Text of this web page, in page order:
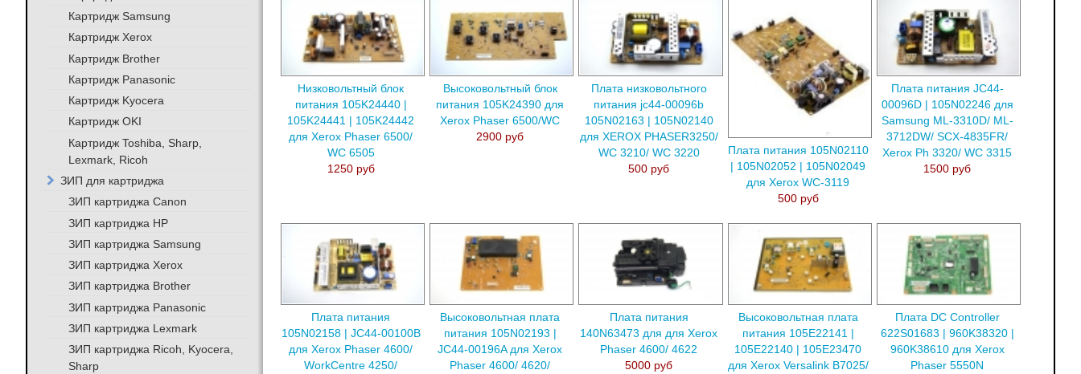
Низковольтный блок
питания 105K24440 |
105K24441 | 105K24442
для Xerox Phaser 6500/
WC 6505
1250 руб
Высоковольтный блок
питания 105K24390 для
Xerox Phaser 6500/WC
2900 руб
Плата низковольтного
питания jc44-00096b
105N02163 | 105N02140
для XEROX PHASER3250/
WC 3210/ WC 3220
500 руб
Плата питания 105N02110
| 105N02052 | 105N02049
для Xerox WC-3119
500 руб
Плата питания JC44-
00096D | 105N02246 для
Samsung ML-3310D/ ML-
3712DW/ SCX-4835FR/
Xerox Ph 3320/ WC 3315
1500 руб
Плата питания
105N02158 | JC44-00100B
для Xerox Phaser 4600/
WorkCentre 4250/
Высоковольтная плата
питания 105N02193 |
JC44-00196A для Xerox
Phaser 4600/ 4620/
Плата питания
140N63473 для для Xerox
Phaser 4600/ 4622
5000 руб
Высоковольтная плата
питания 105E22141 |
105E22140 | 105E23470
для Xerox Versalink B7025/
Плата DC Controller
622S01683 | 960K38320 |
960K38610 для Xerox
Phaser 5550N
Картридж Samsung
Картридж Xerox
Картридж Brother
Картридж Panasonic
Картридж Kyocera
Картридж OKI
Картридж Toshiba, Sharp,
Lexmark, Ricoh
ЗИП для картриджа
ЗИП картриджа Canon
ЗИП картриджа HP
ЗИП картриджа Samsung
ЗИП картриджа Xerox
ЗИП картриджа Brother
ЗИП картриджа Panasonic
ЗИП картриджа Lexmark
ЗИП картриджа Ricoh, Kyocera,
Sharp